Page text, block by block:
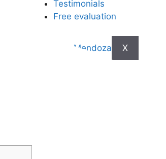
Testimonials
Free evaluation
X